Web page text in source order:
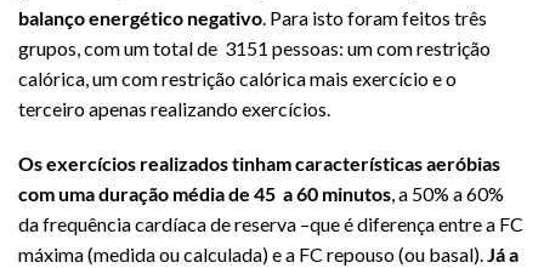
balanço energético negativo . Para isto foram feitos três
grupos, com um total de 3151 pessoas: um com restrição
calórica, um com restrição calórica mais exercício e o
terceiro apenas realizando exercícios.
Os exercícios realizados tinham características aeróbias
com uma duração média de 45 a 60 minutos, a 50% a 60%
da frequência cardíaca de reserva –que é diferença entre a FC
máxima (medida ou calculada) e a FC repouso (ou basal).Já a